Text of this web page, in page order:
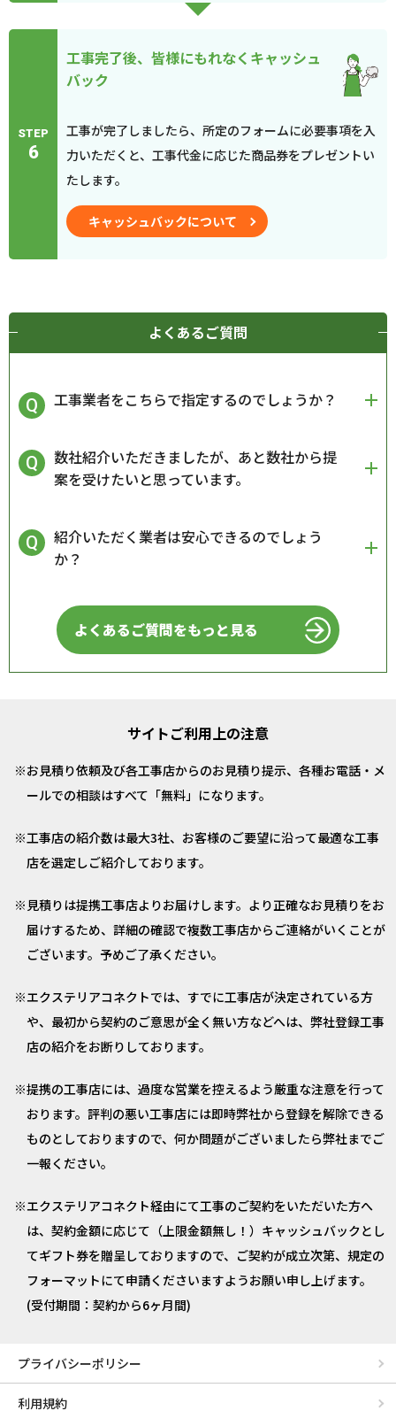
STEP
6
工事完了後、皆様にもれなくキャッシュ
バック
工事が完了しましたら、所定のフォームに必要事項を入
力いただくと、工事代金に応じた商品券をプレゼントい
たします。
キャッシュバックについて
よくあるご質問
工事業者をこちらで指定するのでしょうか？
数社紹介いただきましたが、あと数社から提
案を受けたいと思っています。
紹介いただく業者は安心できるのでしょう
か？
よくあるご質問をもっと見る
サイトご利用上の注意
お見積り依頼及び各工事店からのお見積り提示、各種お電話・メ
ールでの相談はすべて「無料」になります。
工事店の紹介数は最大3社、お客様のご要望に沿って最適な工事
店を選定しご紹介しております。
見積りは提携工事店よりお届けします。より正確なお見積りをお
届けするため、詳細の確認で複数工事店からご連絡がいくことが
ございます。予めご了承ください。
エクステリアコネクトでは、すでに工事店が決定されている方
や、最初から契約のご意思が全く無い方などへは、弊社登録工事
店の紹介をお断りしております。
提携の工事店には、過度な営業を控えるよう厳重な注意を行って
おります。評判の悪い工事店には即時弊社から登録を解除できる
ものとしておりますので、何か問題がございましたら弊社までご
一報ください。
エクステリアコネクト経由にて工事のご契約をいただいた方へ
は、契約金額に応じて（上限金額無し！）キャッシュバックとし
てギフト券を贈呈しておりますので、ご契約が成立次第、規定の
フォーマットにて申請くださいますようお願い申し上げます。
(受付期間：契約から6ヶ月間)
プライバシーポリシー
利用規約